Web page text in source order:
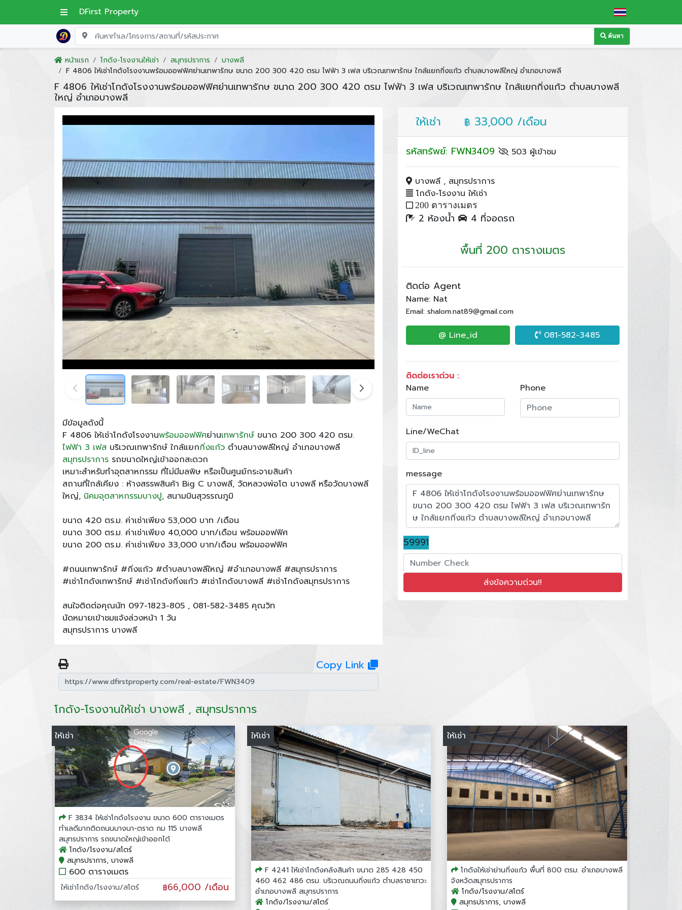
DFirst Property
ค้นหา
หน้าแรก โกดัง-โรงงานให้เช่า สมุทรปราการ
บางพลี
F 4806 ให้เช่าโกดังโรงงานพร้อมออฟฟิศย่านเทพารักษ ขนาด 200 300 420 ตรม ไฟฟ้า 3 เฟส บริเวณเทพารักษ ใกล้แยกกิ่งแก้ว ตำบลบางพลีใหญ่ อำเภอบางพลี
F 4806 ให้เช่าโกดังโรงงานพร้อมออฟฟิศย่านเทพารักษ ขนาด 200 300 420 ตรม ไฟฟ้า 3 เฟส บริเวณเทพารักษ ใกล้แยกกิ่งแก้ว ตำบลบางพลี
ใหญ่ อำเภอบางพลี
มีข้อมูลดังนี้
F 4806 ให้เช่าโกดังโรงงานพร้อมออฟฟิศย่านเทพารักษ์ขนาด 200 300 420 ตรม.
ไฟฟ้า 3 เฟสบริเวณเทพารักษ์ ใกล้แยกกิ่งแก้วตำบลบางพลีใหญ่ อำเภอบางพลี
สมุทรปราการรถขนาดใหญ่เข้าออกสะดวก
เหมาะสำหรับทำอุตสาหกรรม ที่ไม่มีมลพิษ หรือเป็นศูนย์กระจายสินค้า
สถานที่ใกล้เคียง : ห้างสรรพสินค้า Big C บางพลี, วัดหลวงพ่อโต บางพลี หรือวัดบางพลี
ใหญ่, นิคมอุตสาหกรรมบางปู, สนามบินสุวรรณภูมิ
ขนาด 420 ตร.ม. ค่าเช่าเพียง 53,000 บาท /เดือน
ขนาด 300 ตร.ม. ค่าเช่าเพียง 40,000 บาท/เดือน พร้อมออฟฟิศ
ขนาด 200 ตร.ม. ค่าเช่าเพียง 33,000 บาท/เดือน พร้อมออฟฟิศ
#ถนนเทพารักษ์ #กิ่งแก้ว #ตำบลบางพลีใหญ่ #อำเภอบางพลี #สมุทรปราการ
#เช่าโกดังเทพารักษ์ #เช่าโกดังกิ่งแก้ว #เช่าโกดังบางพลี #เช่าโกดังสมุทรปราการ
สนใจติดต่อคุณนัท 097-1823-805 , 081-582-3485 คุณวิท
นัดหมายเข้าชมแจ้งล่วงหน้า 1 วัน
สมุทรปราการ บางพลี
Copy Link
ให้เช่า ฿ 33,000 /เดือน
รหัสทรัพย์: FWN3409 503 ผู้เข้าชม
บางพลี , สมุทรปราการ
โกดัง-โรงงาน ให้เช่า
200 ตารางเมตร
2 ห้องน้ำ 4 ที่จอดรถ
พื้นที่ 200 ตารางเมตร
ติดต่อ Agent
Name: Nat
Email: shalom.nat89@gmail.com
@ Line_id 081-582-3485
ติดต่อเราด่วน :
Name
Phone
Line/WeChat
message
59991
โกดัง-โรงงานให้เช่า บางพลี , สมุทรปราการ
ให้เช่า
F 3834 ให้เช่าโกดังโรงงาน ขนาด 600 ตารางเมตร
ทำเลดีมากติดถนนบางนา-ตราด กม 115 บางพลี
สมุทรปราการ รถขนาดใหญ่เข้าออกได้
โกดัง/โรงงาน/สโตร์
สมุทรปราการ, บางพลี
600 ตารางเมตร
ให้เช่าโกดัง/โรงงาน/สโตร์ ฿66,000 /เดือน
ให้เช่า
F 4241 ให้เช่าโกดังคลังสินค้า ขนาด 285 428 450
460 462 486 ตรม. บริเวณถนนกิ่งแก้ว ตำบลราชาเทวะ
อำเภอบางพลี สมุทรปราการ
โกดัง/โรงงาน/สโตร์
ให้เช่า
โกดังให้เช่าย่านกิ่งแก้ว พื้นที่ 800 ตรม. อำเภอบางพลี
จังหวัดสมุทรปราการ
โกดัง/โรงงาน/สโตร์
สมุทรปราการ, บางพลี